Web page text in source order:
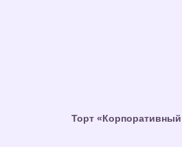
Торт «Корпоративный